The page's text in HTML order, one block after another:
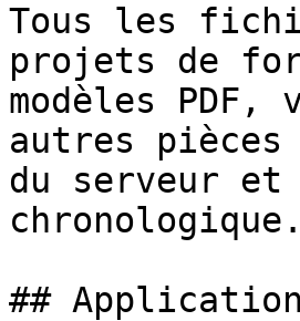
Tous les
projets de
modèles
autres
du serveur et
chronologique.
##